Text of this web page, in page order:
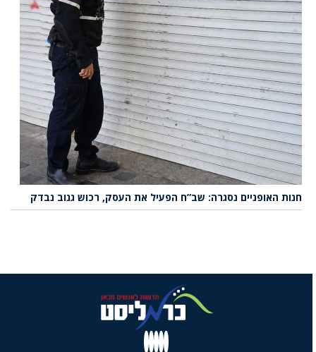
חנות האופניים נסגרה: שב”ח הפעיל את העסק, רכוש גנוב נבדק